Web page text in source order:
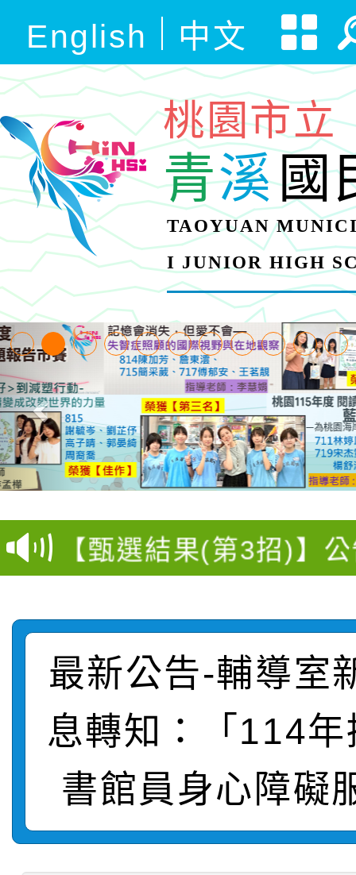
English 中文
桃園市立
青溪國
TAOYUAN
I JUNIOR HIGH
轉知：桃園市115年度
敬師藝文競賽』實施計
【甄選結果(第11招)】
學年度第1學期第7次
【甄選結果(第3招)】
學年度第1學期第9次代
結果(第3招)
桃園市家庭教育中心「
程資訊」、「暑期親子
「祖孫樂淘桃」、「愛
絕-親子共學同樂會」
站幸福系列講座及成長
報，惠請貴機關(學校)
宣導。
「校園短影音徵選活動
員」簡章及活動海報，
踴躍報名參加
115學年度新生訓練注
115學年度新生補報到
學年度第1學期第7次
結果(第10招)
【甄選結果(第2招)】
學年度第1學期第9次代
轉知：本市公務人員協
最新公告-輔導室
息轉知：「114
書館員身心障礙